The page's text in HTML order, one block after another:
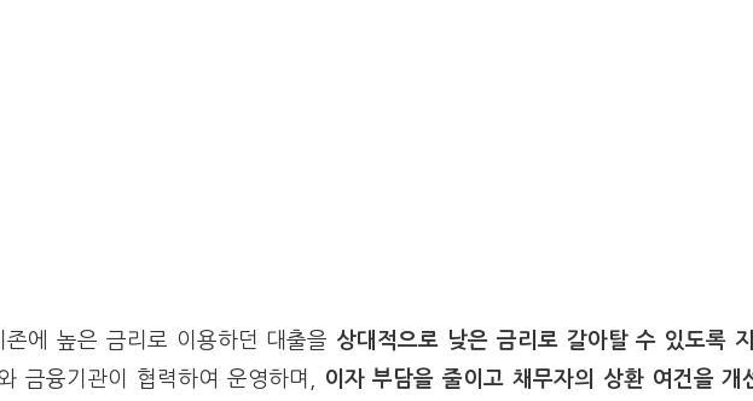
존에 높은 금리로 이용하던 대출을 상대적으로 낮은 금리로 갈아탈 수 있도록
금융기관이 협력하여 운영하며,
이자 부담을 줄이고 채무자의 상환 여건을 개